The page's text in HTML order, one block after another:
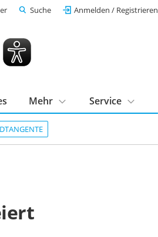
Suche Anmelden / Registrieren
Mehr Service